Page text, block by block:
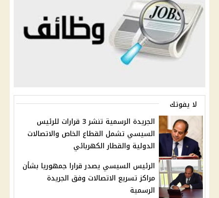
لا يفوتك
الجريدة الرسمية تنشر 3 قرارات للرئيس
السيسي تشمل القطاع الخاص والاتصالات
الدولية والقطار الكهربائي
الرئيس السيسي يصدر قرارا جمهوريا بشأن
مراكز تسريع الاتصالات وفق الجريدة
الرسمية